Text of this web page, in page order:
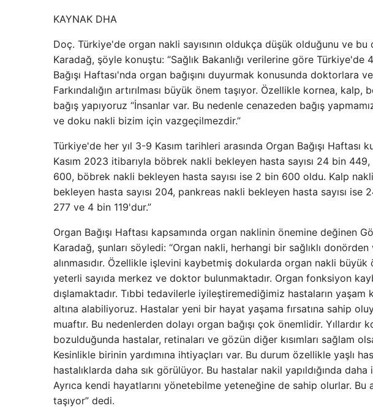
KAYNAK DHA
Doç. Türkiye'de organ nakli sayısının oldukça düşük olduğunu ve bu
Karadağ, şöyle konuştu: “Sağlık Bakanlığı verilerine göre Türkiye'de
Bağışı Haftası'nda organ bağışını duyurmak konusunda doktorlara
Farkındalığın artırılması büyük önem taşıyor. Özellikle kornea,
bağış yapıyoruz “İnsanlar var. Bu nedenle cenazeden bağış
ve doku nakli bizim için vazgeçilmezdir.”
Türkiye'de her yıl 3-9 Kasım tarihleri ​​arasında Organ Bağışı Haftası
Kasım 2023 itibarıyla böbrek nakli bekleyen hasta sayısı 24 bin
600, böbrek nakli bekleyen hasta sayısı ise 2 bin 600 oldu. Kalp
bekleyen hasta sayısı 204, pankreas nakli bekleyen hasta sayısı ise
277 ve 4 bin 119'dur.”
Organ Bağışı Haftası kapsamında organ naklinin önemine değinen
Karadağ, şunları söyledi: “Organ nakli, herhangi bir sağlıklı
alınmasıdır. Özellikle işlevini kaybetmiş dokularda organ nakli
yeterli sayıda merkez ve doktor bulunmaktadır. Organ fonksiyon
dışlamaktadır. Tıbbi tedavilerle iyileştiremediğimiz hastaların
altına alabiliyoruz. Hastalar yeni bir hayat yaşama fırsatına sahip
muaftır. Bu nedenlerden dolayı organ bağışı çok önemlidir. Yıllardır
bozulduğunda hastalar, retinaları ve gözün diğer kısımları sağlam
Kesinlikle birinin yardımına ihtiyaçları var. Bu durum özellikle yaşlı
hastalıklarda daha sık görülüyor. Bu hastalar nakil yapıldığında
Ayrıca kendi hayatlarını yönetebilme yeteneğine de sahip olurlar.
taşıyor” dedi.